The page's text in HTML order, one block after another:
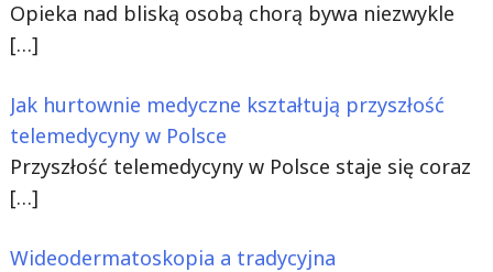
Opieka nad bliską osobą chorą bywa niezwykle
[…]
Jak hurtownie medyczne kształtują przyszłość
telemedycyny w Polsce
Przyszłość telemedycyny w Polsce staje się coraz
[…]
Wideodermatoskopia a tradycyjna